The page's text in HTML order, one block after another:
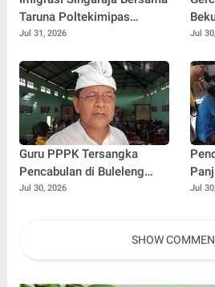
Taruna Poltekimipas
Edukasi Ratusan Pelajar
Cerdas
Jul 31, 2026
Dua
Jul
Guru PPPK Tersangka
Pencabulan di Buleleng
Diberhentikan Sementara
Jul 30, 2026 Jul
SHOW